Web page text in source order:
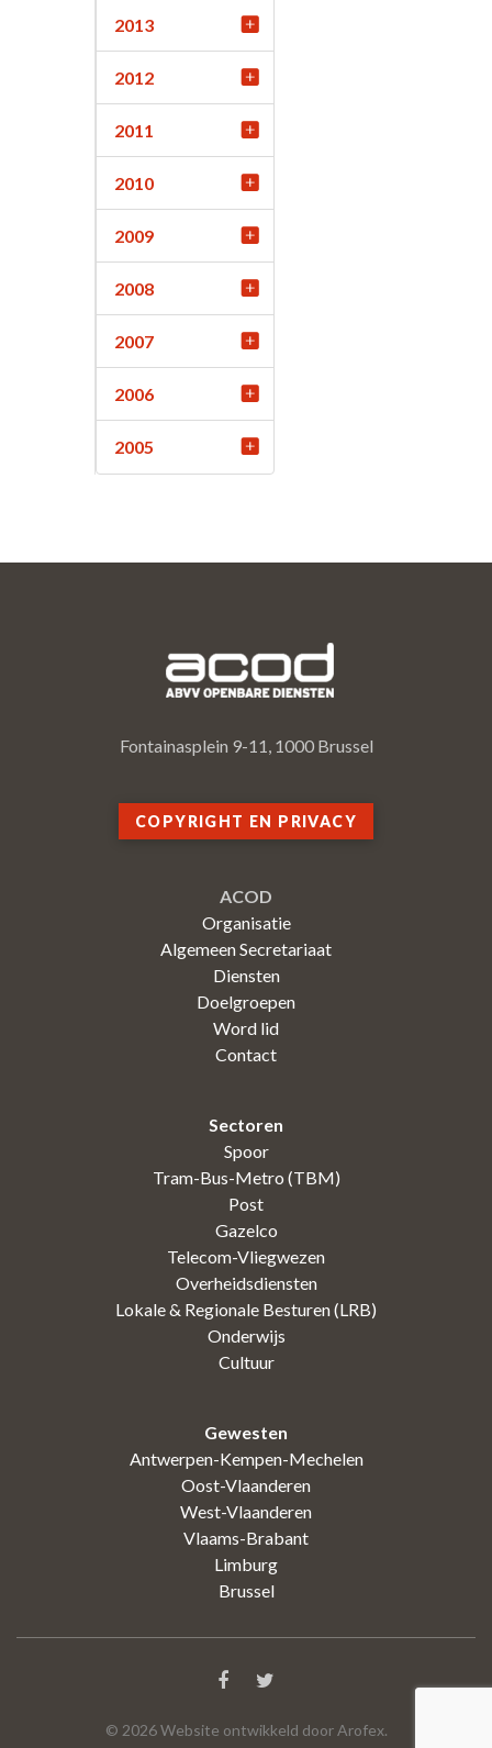
2013
2012
2011
2010
2009
2008
2007
2006
2005
Fontainasplein 9-11, 1000 Brussel
COPYRIGHT EN PRIVACY
ACOD
Organisatie
Algemeen Secretariaat
Diensten
Doelgroepen
Word lid
Contact
Sectoren
Spoor
Tram-Bus-Metro (TBM)
Post
Gazelco
Telecom-Vliegwezen
Overheidsdiensten
Lokale & Regionale Besturen (LRB)
Onderwijs
Cultuur
Gewesten
Antwerpen-Kempen-Mechelen
Oost-Vlaanderen
West-Vlaanderen
Vlaams-Brabant
Limburg
Brussel
© 2026Website ontwikkeld door Arofex.